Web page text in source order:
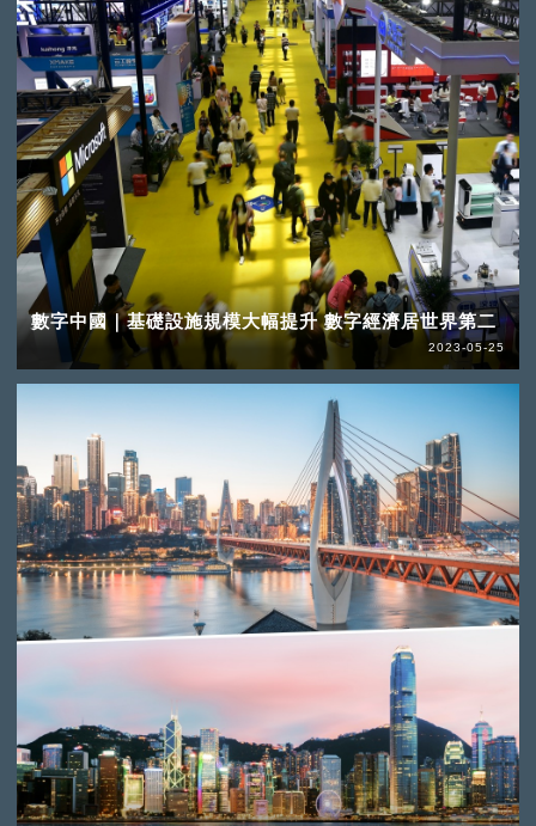
數字中國｜基礎設施規模大幅提升 數字經濟居世界第二
2023-05-25